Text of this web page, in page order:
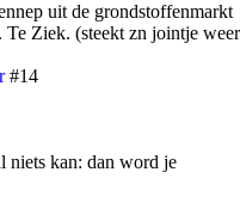
uit de grondstoffenmarkt
Te Ziek. (steekt zn jointje weer
#14
niets kan: dan word je